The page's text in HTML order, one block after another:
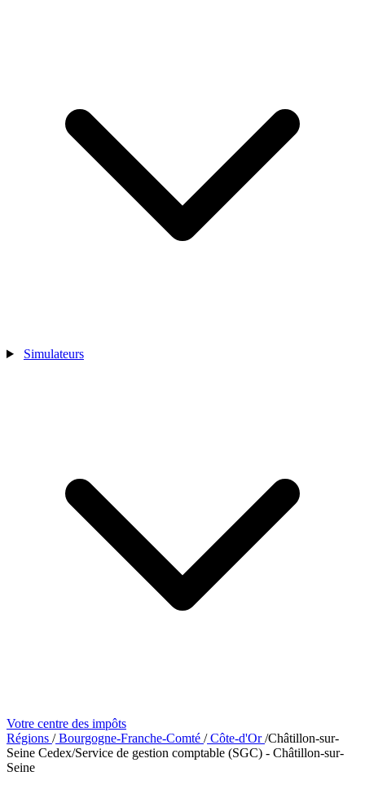
Simulateurs
Votre centre des impôts
Régions /Bourgogne-Franche-Comté /Côte-d'Or/Châtillon-sur-
Seine Cedex/Service de gestion comptable (SGC) - Châtillon-sur-
Seine